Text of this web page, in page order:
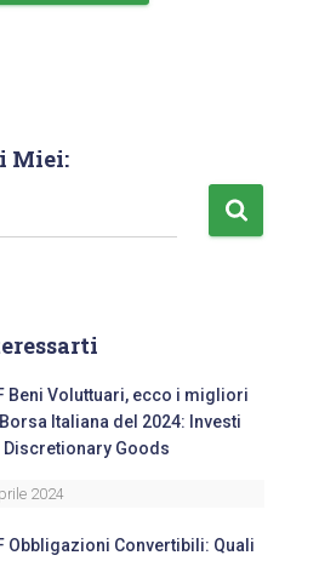
Miei:
Beni Voluttuari, ecco i migliori
Italiana del 2024: Investi
Discretionary Goods
2024
Obbligazioni Convertibili: Quali